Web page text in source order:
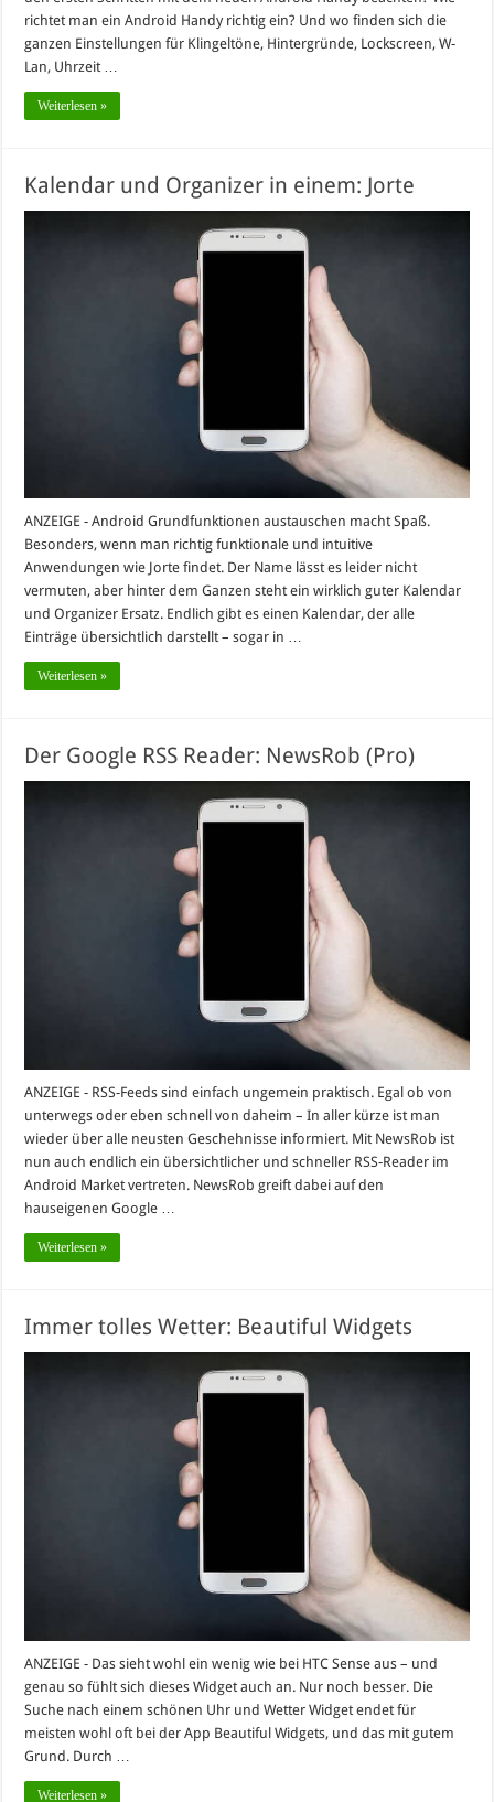
richtet man ein Android Handy richtig ein? Und wo finden sich die
ganzen Einstellungen für Klingeltöne, Hintergründe, Lockscreen, W-
Lan, Uhrzeit …
Weiterlesen »
Kalendar und Organizer in einem: Jorte
ANZEIGE - Android Grundfunktionen austauschen macht Spaß.
Besonders, wenn man richtig funktionale und intuitive
Anwendungen wie Jorte findet. Der Name lässt es leider nicht
vermuten, aber hinter dem Ganzen steht ein wirklich guter Kalendar
und Organizer Ersatz. Endlich gibt es einen Kalendar, der alle
Einträge übersichtlich darstellt – sogar in …
Weiterlesen »
Der Google RSS Reader: NewsRob (Pro)
ANZEIGE - RSS-Feeds sind einfach ungemein praktisch. Egal ob von
unterwegs oder eben schnell von daheim – In aller kürze ist man
wieder über alle neusten Geschehnisse informiert. Mit NewsRob ist
nun auch endlich ein übersichtlicher und schneller RSS-Reader im
Android Market vertreten. NewsRob greift dabei auf den
hauseigenen Google …
Weiterlesen »
Immer tolles Wetter: Beautiful Widgets
ANZEIGE - Das sieht wohl ein wenig wie bei HTC Sense aus – und
genau so fühlt sich dieses Widget auch an. Nur noch besser. Die
Suche nach einem schönen Uhr und Wetter Widget endet für
meisten wohl oft bei der App Beautiful Widgets, und das mit gutem
Grund. Durch …
Weiterlesen »